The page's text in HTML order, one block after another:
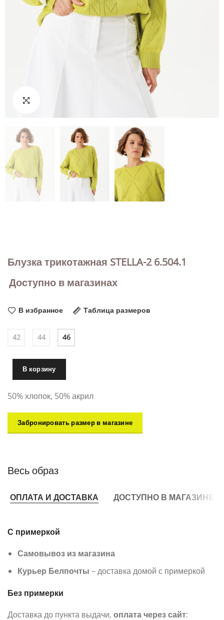
Блузка трикотажная STELLA-2 6.504.1
Доступно в магазинах
В избранное Таблица размеров
42 44 46
В корзину
50% хлопок, 50% акрил
Забронировать размер в магазине
Весь образ
ОПЛАТА И ДОСТАВКА ДОСТУПНО В МАГАЗИНЕ
С примеркой
Самовывоз из магазина
Курьер Белпочты – доставка домой с примеркой
Без примерки
Доставка до пункта выдачи, оплата через сайт: